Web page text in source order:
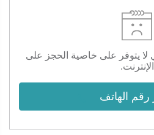
لا يتوفر على خاصية الحجز على
الإنترنت.
رقم الهاتف